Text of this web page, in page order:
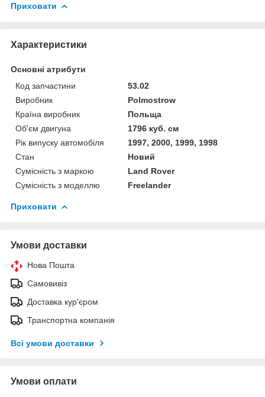
Приховати
Характеристики
Основні атрибути
Код запчастини
53.02
Виробник
Polmostrow
Країна виробник
Польща
Об'єм двигуна
1796 куб. см
Рік випуску автомобіля
1997, 2000, 1999, 1998
Стан
Новий
Сумісність з маркою
Land Rover
Сумісність з моделлю
Freelander
Приховати
Умови доставки
Нова Пошта
Самовивіз
Доставка кур'єром
Транспортна компанія
Всі умови доставки
Умови оплати